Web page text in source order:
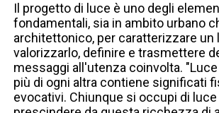
Il progetto di luce è uno degli
fondamentali, sia in ambito urbano
architettonico, per caratterizzare un
valorizzarlo, definire e trasmettere
messaggi all'utenza coinvolta. "Luce
più di ogni altra contiene significati
evocativi. Chiunque si occupi di